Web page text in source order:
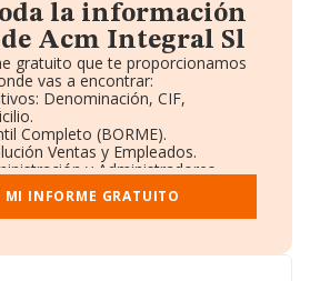
la información
Acm Integral Sl
gratuito que te proporcionamos
vas a encontrar:
Denominación, CIF,
Completo (BORME).
Ventas y Empleados.
y Administradores.
Vinculaciones en otras empresas.
y registral complementaria.
MI INFORME GRATUITO